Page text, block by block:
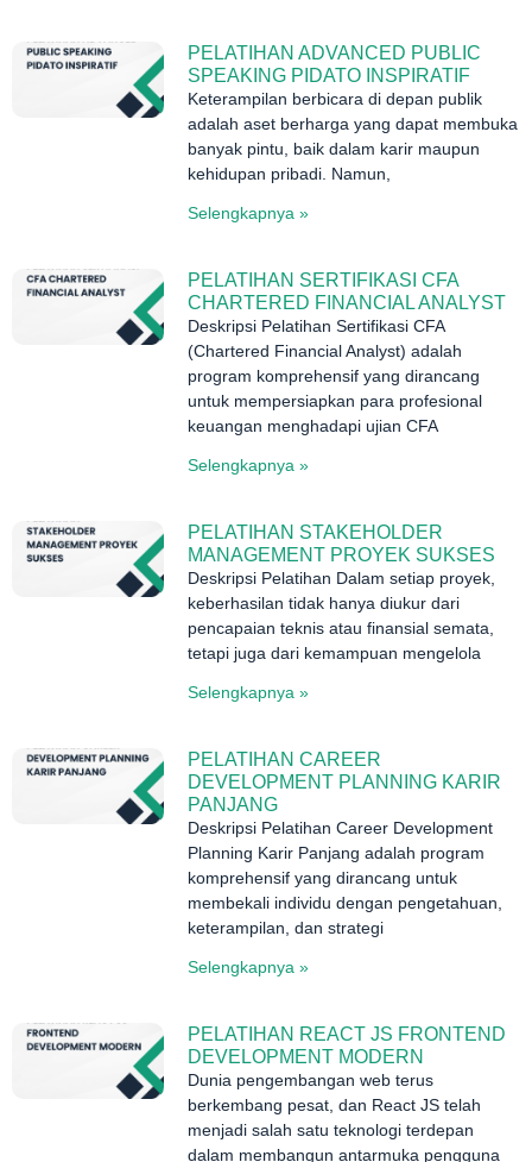
PELATIHAN ADVANCED PUBLIC
SPEAKING PIDATO INSPIRATIF
Keterampilan berbicara di depan publik
adalah aset berharga yang dapat membuka
banyak pintu, baik dalam karir maupun
kehidupan pribadi. Namun,
Selengkapnya »
PELATIHAN SERTIFIKASI CFA
CHARTERED FINANCIAL ANALYST
Deskripsi Pelatihan Sertifikasi CFA
(Chartered Financial Analyst) adalah
program komprehensif yang dirancang
untuk mempersiapkan para profesional
keuangan menghadapi ujian CFA
Selengkapnya »
PELATIHAN STAKEHOLDER
MANAGEMENT PROYEK SUKSES
Deskripsi Pelatihan Dalam setiap proyek,
keberhasilan tidak hanya diukur dari
pencapaian teknis atau finansial semata,
tetapi juga dari kemampuan mengelola
Selengkapnya »
PELATIHAN CAREER
DEVELOPMENT PLANNING KARIR
PANJANG
Deskripsi Pelatihan Career Development
Planning Karir Panjang adalah program
komprehensif yang dirancang untuk
membekali individu dengan pengetahuan,
keterampilan, dan strategi
Selengkapnya »
PELATIHAN REACT JS FRONTEND
DEVELOPMENT MODERN
Dunia pengembangan web terus
berkembang pesat, dan React JS telah
menjadi salah satu teknologi terdepan
dalam membangun antarmuka pengguna